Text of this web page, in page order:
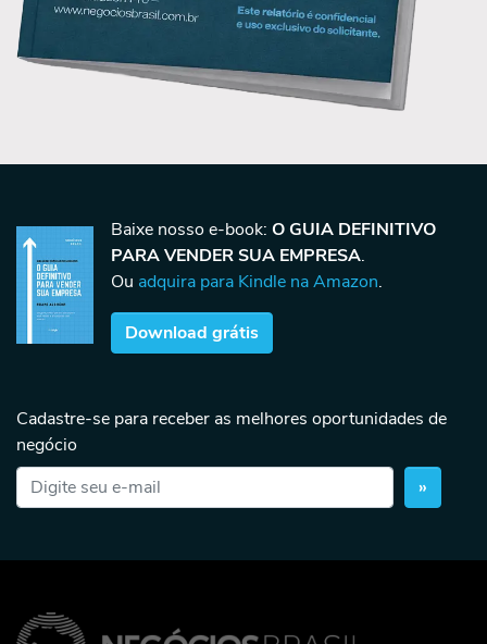
Baixe nosso e-book: O GUIA DEFINITIVO
PARA VENDER SUA EMPRESA.
Ou adquira para Kindle na Amazon.
Download grátis
Cadastre-se para receber as melhores oportunidades de
negócio
»